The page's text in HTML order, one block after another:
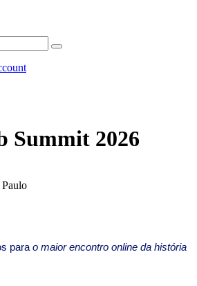
Summit 2026
para o maior encontro online da história